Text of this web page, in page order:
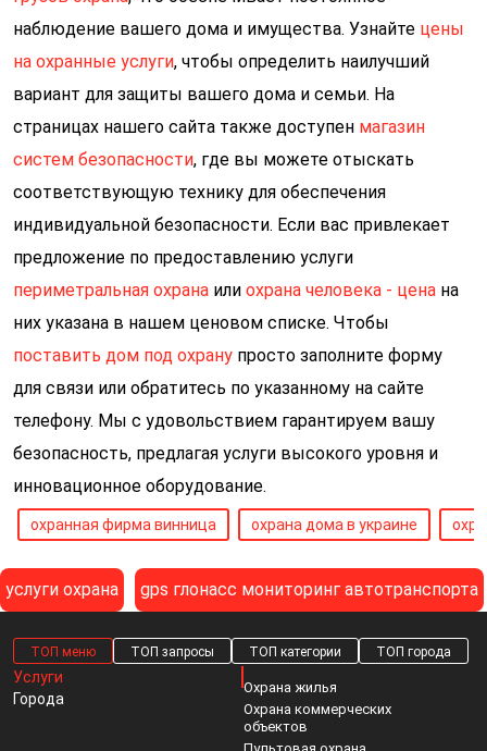
наблюдение вашего дома и имущества. Узнайте цены
на охранные услуги, чтобы определить наилучший
вариант для защиты вашего дома и семьи. На
страницах нашего сайта также доступен магазин
систем безопасности, где вы можете отыскать
соответствующую технику для обеспечения
индивидуальной безопасности. Если вас привлекает
предложение по предоставлению услуги
периметральная охрана или охрана человека - цена на
них указана в нашем ценовом списке. Чтобы
поставить дом под охрану просто заполните форму
для связи или обратитесь по указанному на сайте
телефону. Мы с удовольствием гарантируем вашу
безопасность, предлагая услуги высокого уровня и
инновационное оборудование.
охранная фирма винница охрана дома в украине
услуги охрана gps глонасс мониторинг автотранспорта
ТОП меню ТОП запросы ТОП категории ТОП города
Услуги
Города
Охрана жилья
Охрана коммерческих
объектов